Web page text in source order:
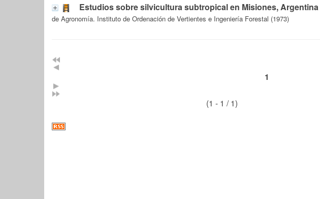
Estudios sobre silvicultura subtropical en Misiones, Argentina
de Agronomía. Instituto de Ordenación de Vertientes e Ingeniería Forestal (1973)
1
(1 - 1 / 1)